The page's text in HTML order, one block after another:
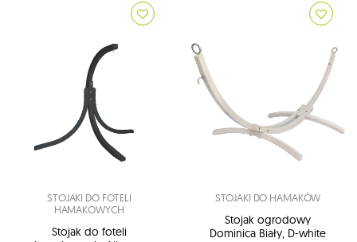
STOJAKI DO FOTELI
HAMAKOWYCH
Stojak do foteli
STOJAKI DO HAMAKÓW
Stojak ogrodowy
Dominica Biały, D-white